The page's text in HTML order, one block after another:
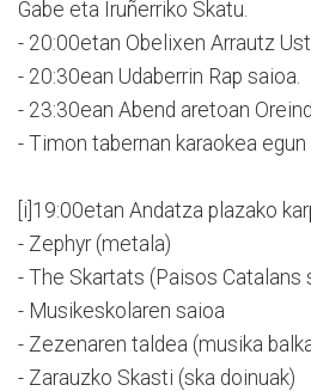
Gabe eta Iruñerriko Skatu.
- 20:00etan Obelixen Arrautz
- 20:30ean Udaberrin Rap saioa.
- 23:30ean Abend aretoan
- Timon tabernan karaokea
[i]19:00etan Andatza plazako
- Zephyr (metala)
- The Skartats (Paisos Catalans
- Musikeskolaren saioa
- Zezenaren taldea (musika
- Zarauzko Skasti (ska doinuak)